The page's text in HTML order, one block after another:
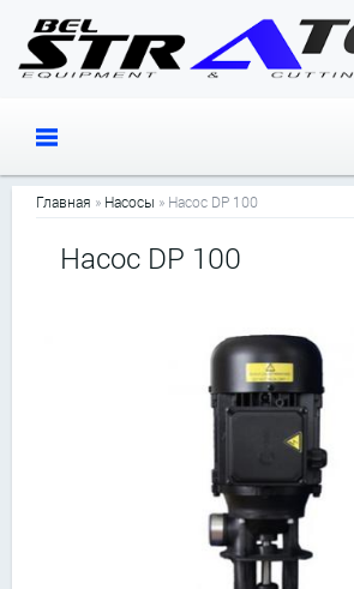
Главная » Насосы » Насос DP 100
Насос DP 100